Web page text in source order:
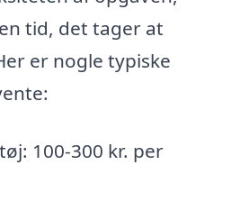
tid, det tager at
er nogle typiske
100-300 kr. per